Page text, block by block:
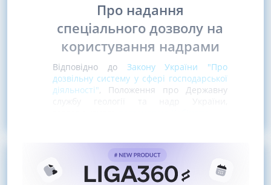
Про надання
спеціального дозволу на
користування надрами
Відповідно до Закону України "Про
дозвільну систему у сфері господарської
діяльності", Положення про Державну